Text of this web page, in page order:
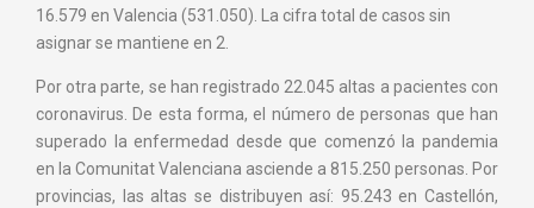
16.579 en Valencia (531.050). La cifra total de casos sin
asignar se mantiene en 2.
Por otra parte, se han registrado 22.045 altas a pacientes con
coronavirus. De esta forma, el número de personas que han
superado la enfermedad desde que comenzó la pandemia
en la Comunitat Valenciana asciende a 815.250 personas. Por
provincias, las altas se distribuyen así: 95.243 en Castellón,